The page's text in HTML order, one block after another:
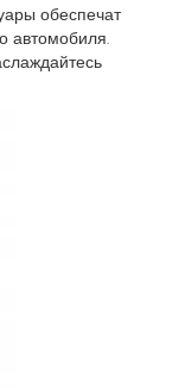
обеспечат
автомобиля.